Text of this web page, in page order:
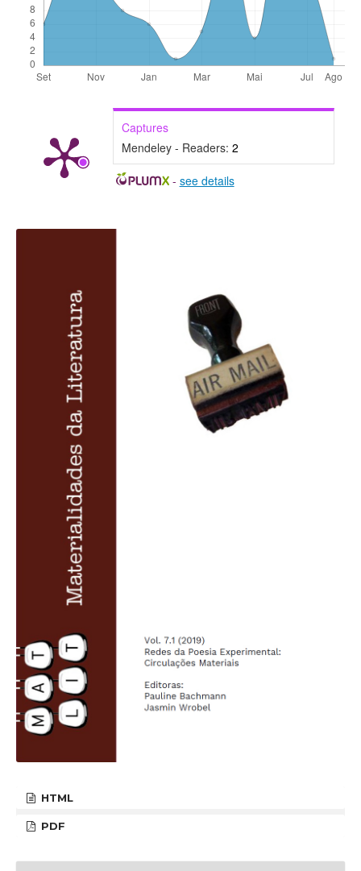
Captures
Mendeley - Readers: 2
- see details
HTML
PDF